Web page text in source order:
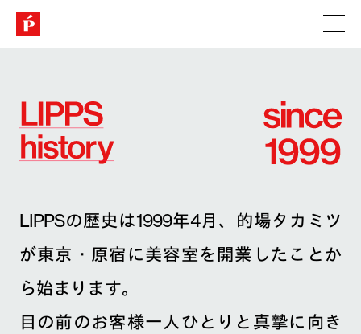
LIPPSの歴史は1999年4月、的場タカミツ
が東京・原宿に美容室を開業したことか
ら始まります。
目の前のお客様一人ひとりと真摯に向き